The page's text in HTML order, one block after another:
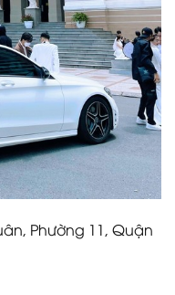
Phường 11, Quận